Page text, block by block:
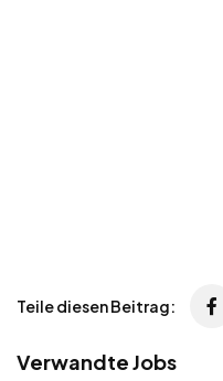
Teile diesen Beitrag:
Verwandte Jobs